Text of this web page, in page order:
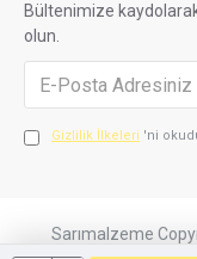
Bültenimize
olun.
Gizlilik İlkeleri 'ni
Sarımalzeme